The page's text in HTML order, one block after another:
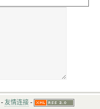
- 友情连接 -